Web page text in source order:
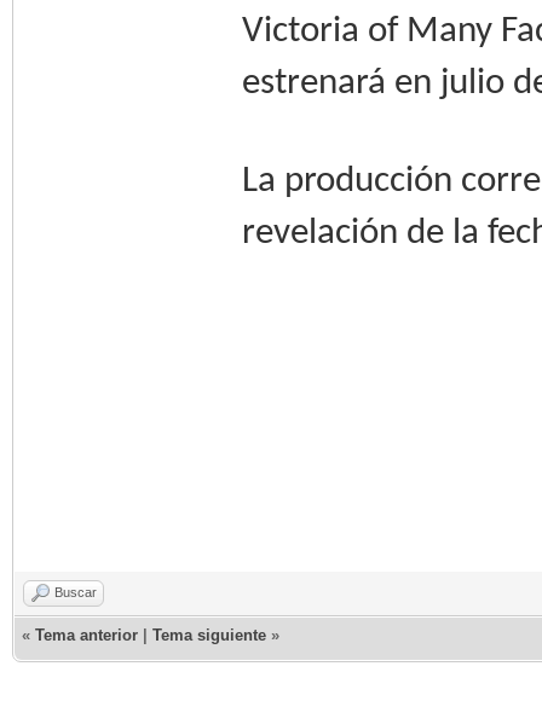
Victoria of Many
estrenará en julio
La producción
revelación de la
Buscar
« Tema anterior Tema siguiente »